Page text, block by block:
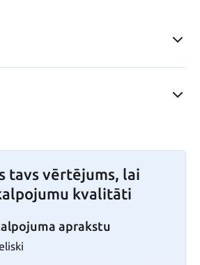
tavs vērtējums, lai
kvalitāti
aprakstu